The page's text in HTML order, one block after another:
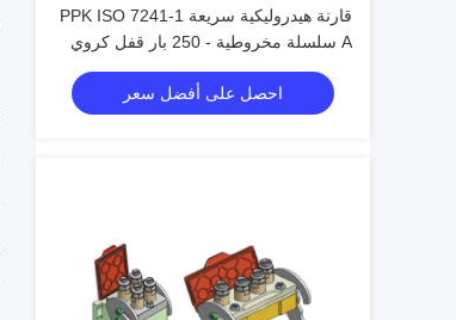
قارنة هيدروليكية سريعة PPK ISO 7241-1
A سلسلة مخروطية - 250 بار قفل كروي
فولاذي للآلات الثقيلة
احصل على أفضل سعر